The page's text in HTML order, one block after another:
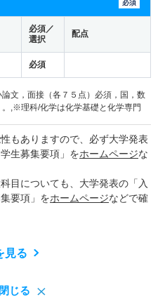
必須
必須／
選択
配点
必須
文，面接（各７５点）必須，国，数
,※理科/化学は化学基礎と化学専門
もありますので、必ず大学発表
生募集要項」をホームページな
目についても、大学発表の「入
要項」をホームページなどで確
見る
閉じる